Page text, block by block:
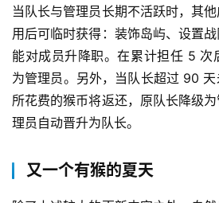
中
文
(
中
国
)
当队长与管理员长期不活跃时，其
用后可临时获得：装饰岛屿、设置
能对成员升降职。在累计担任 5 次
为管理员。另外，当队长超过 90
所花费的猴币将返还，原队长降级
理员自动晋升为队长。
又一个有猴的夏天